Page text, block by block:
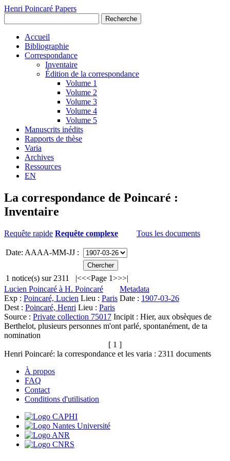
Henri Poincaré Papers
Recherche
Accueil
Bibliographie
Correspondance
Inventaire
Édition de la correspondance
Volume 1
Volume 2
Volume 3
Volume 4
Volume 5
Manuscrits inédits
Rapports de thèse
Varia
Archives
Ressources
EN
La correspondance de Poincaré :
Inventaire
Requête rapide Requête complexe Tous les documents
Date: AAAA-MM-JJ :
1 notice(s) sur 2311 |<<<Page 1>>>|
Lucien Poincaré à H. Poincaré
Metadata
Exp : Poincaré, Lucien Lieu : Paris Date : 1907-03-26
Dest : Poincaré, Henri Lieu : Paris
Source : Private collection 75017 Incipit : Hier, aux obsèques de
Berthelot, plusieurs personnes m'ont parlé, spontanément, de ta
nomination
[ 1 ]
Henri Poincaré: la correspondance et les varia : 2311 documents
À propos
FAQ
Contact
Conditions d'utilisation